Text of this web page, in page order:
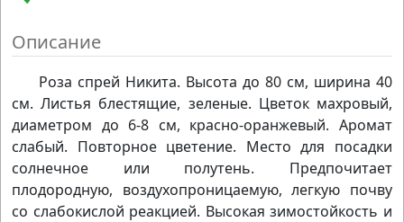
Описание
Роза спрей Никита. Высота до 80 см, ширина 40
см. Листья блестящие, зеленые. Цветок махровый,
диаметром до 6-8 см, красно-оранжевый. Аромат
слабый. Повторное цветение. Место для посадки
солнечное или полутень. Предпочитает
плодородную, воздухопроницаемую, легкую почву
со слабокислой реакцией. Высокая зимостойкость и